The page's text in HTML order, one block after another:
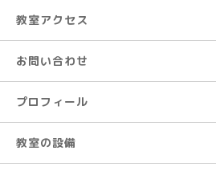
教室アクセス
お問い合わせ
プロフィール
教室の設備